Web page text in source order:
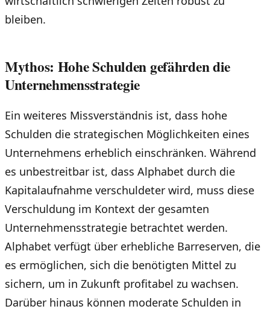
bleiben.
Mythos: Hohe Schulden gefährden die
Unternehmensstrategie
Ein weiteres Missverständnis ist, dass hohe
Schulden die strategischen Möglichkeiten eines
Unternehmens erheblich einschränken. Während
es unbestreitbar ist, dass Alphabet durch die
Kapitalaufnahme verschuldeter wird, muss diese
Verschuldung im Kontext der gesamten
Unternehmensstrategie betrachtet werden.
Alphabet verfügt über erhebliche Barreserven, die
es ermöglichen, sich die benötigten Mittel zu
sichern, um in Zukunft profitabel zu wachsen.
Darüber hinaus können moderate Schulden in